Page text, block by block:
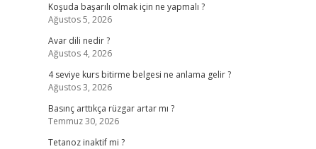
Koşuda başarılı olmak için ne yapmalı ?
Ağustos 5, 2026
Avar dili nedir ?
Ağustos 4, 2026
4 seviye kurs bitirme belgesi ne anlama gelir ?
Ağustos 3, 2026
Basınç arttıkça rüzgar artar mı ?
Temmuz 30, 2026
Tetanoz inaktif mi ?